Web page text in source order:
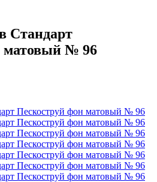
Стандарт
матовый № 96